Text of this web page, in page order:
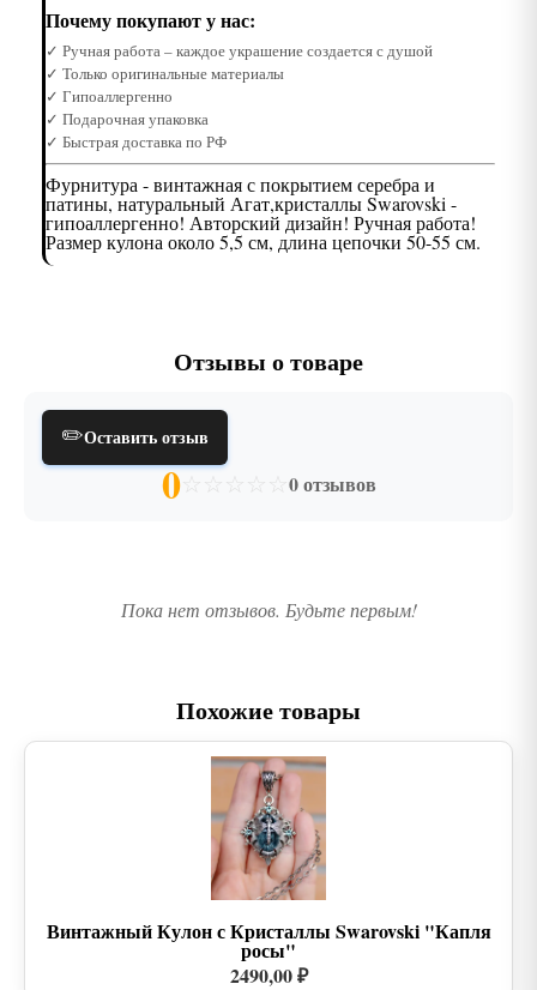
Почему покупают у нас:
✓ Ручная работа – каждое украшение создается с душой
✓ Только оригинальные материалы
✓ Гипоаллергенно
✓ Подарочная упаковка
✓ Быстрая доставка по РФ
Фурнитура - винтажная с покрытием серебра и
патины, натуральный Агат,кристаллы Swarovski -
гипоаллергенно! Авторский дизайн! Ручная работа!
Размер кулона около 5,5 см, длина цепочки 50-55 см.
Отзывы о товаре
✏️Оставить отзыв
0☆ ☆ ☆ ☆ ☆ 0 отзывов
Пока нет отзывов. Будьте первым!
Похожие товары
Винтажный Кулон с Кристаллы Swarovski "Капля
росы"
2490,00 ₽